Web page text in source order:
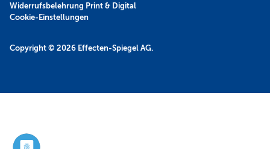
Copyright © 2026 Effecten-Spiegel AG.
Widerrufsbelehrung Print & Digital
Cookie-Einstellungen